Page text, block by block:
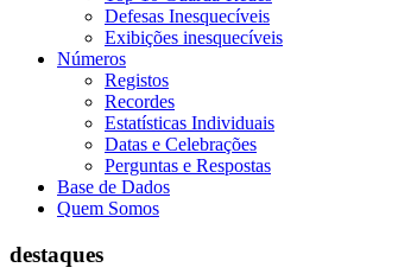
Defesas Inesquecíveis
Exibições inesquecíveis
Números
Registos
Recordes
Estatísticas Individuais
Datas e Celebrações
Perguntas e Respostas
Base de Dados
Quem Somos
destaques